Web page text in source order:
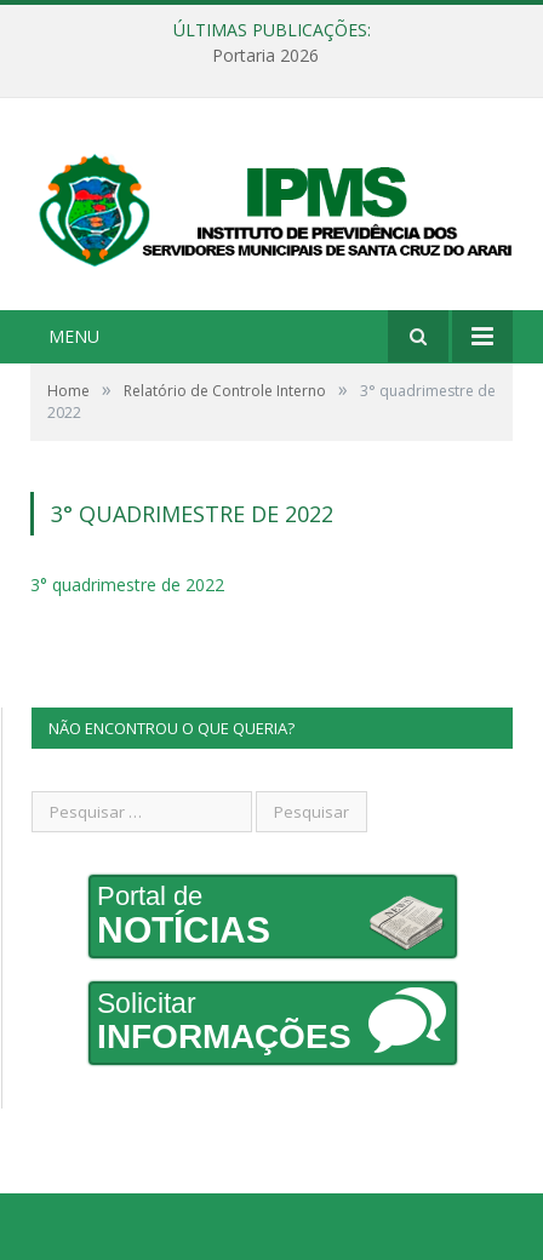
ÚLTIMAS PUBLICAÇÕES:
Portaria 2026
MENU
Home » Relatório de Controle Interno »
3° quadrimestre de
2022
3° QUADRIMESTRE DE 2022
3° quadrimestre de 2022
NÃO ENCONTROU O QUE QUERIA?
Portal de
NOTÍCIAS
Solicitar
INFORMAÇÕES